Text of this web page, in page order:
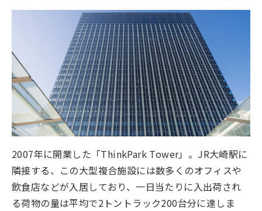
2007年に開業した「ThinkPark Tower」。JR大崎駅に
隣接する、この大型複合施設には数多くのオフィスや
飲食店などが入居しており、一日当たりに入出荷され
る荷物の量は平均で2トントラック200台分に達しま